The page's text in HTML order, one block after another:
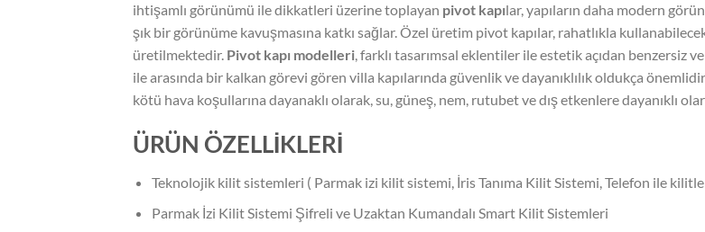
ihtişamlı görünümü ile dikkatleri üzerine toplayan pivot kapılar, yapıların daha modern
şık bir görünüme kavuşmasına katkı sağlar. Özel üretim pivot kapılar, rahatlıkla
üretilmektedir. Pivot kapı modelleri, farklı tasarımsal eklentiler ile estetik açıdan benzersiz
ile arasında bir kalkan görevi gören villa kapılarında güvenlik ve dayanıklılık oldukça
kötü hava koşullarına dayanaklı olarak, su, güneş, nem, rutubet ve dış etkenlere dayanıklı
ÜRÜN ÖZELLİKLERİ
Teknolojik kilit sistemleri ( Parmak izi kilit sistemi, İris Tanıma Kilit Sistemi, Telefon ile
Parmak İzi Kilit Sistemi Şifreli ve Uzaktan Kumandalı Smart Kilit Sistemleri